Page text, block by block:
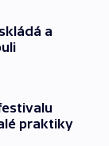
a
praktiky